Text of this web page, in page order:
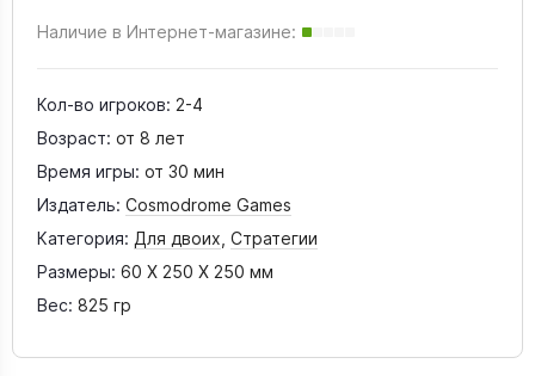
Наличие в Интернет-магазине:
Кол-во игроков: 2-4
Возраст: от 8 лет
Время игры: от 30 мин
Издатель: Cosmodrome Games
Категория: Для двоих Стратегии
Размеры: 60 X 250 X 250 мм
Вес: 825 гр